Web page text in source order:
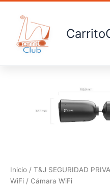
contenido
Inicio / T&J SEGURIDAD
WiFi / Cámara WiFi